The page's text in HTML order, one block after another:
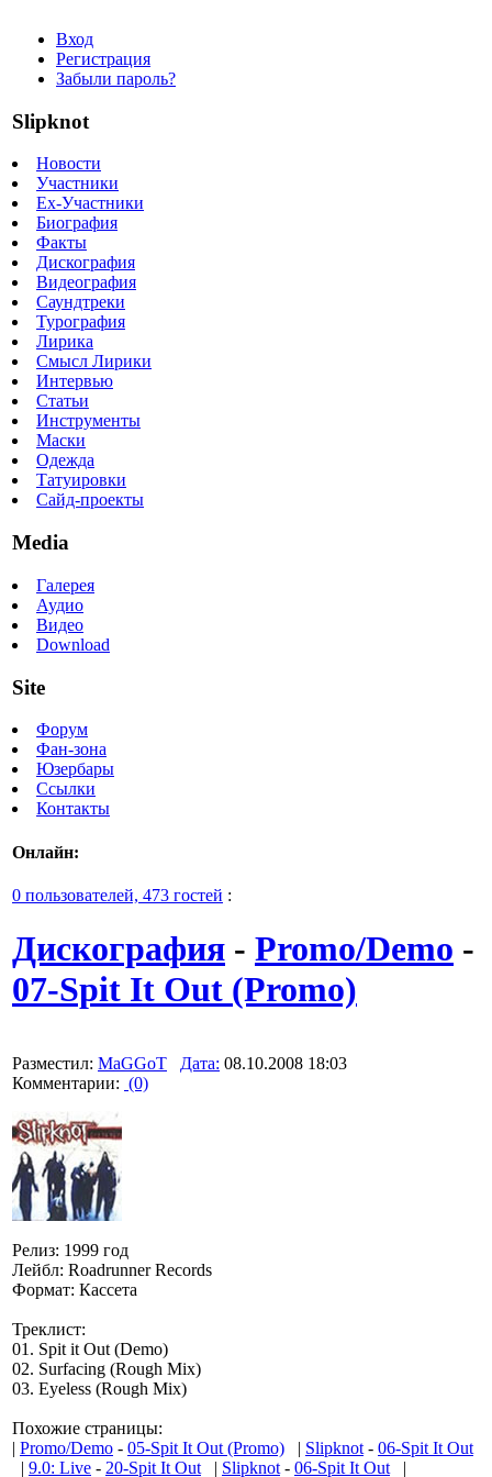
Вход
Регистрация
Забыли пароль?
Slipknot
Новости
Участники
Ex-Участники
Биография
Факты
Дискография
Видеография
Саундтреки
Турография
Лирика
Смысл Лирики
Интервью
Статьи
Инструменты
Маски
Одежда
Татуировки
Сайд-проекты
Media
Галерея
Аудио
Видео
Download
Site
Форум
Фан-зона
Юзербары
Ссылки
Контакты
Онлайн:
0 пользователей, 473 гостей :
Дискография - Promo/Demo -
07-Spit It Out (Promo)
Разместил: MaGGoT Дата: 08.10.2008 18:03
Комментарии: (0)
Релиз: 1999 год
Лейбл: Roadrunner Records
Формат: Кассета
Треклист:
01. Spit it Out (Demo)
02. Surfacing (Rough Mix)
03. Eyeless (Rough Mix)
Похожие страницы:
| Promo/Demo - 05-Spit It Out (Promo) | Slipknot - 06-Spit It Out
| 9.0: Live - 20-Spit It Out | Slipknot - 06-Spit It Out |